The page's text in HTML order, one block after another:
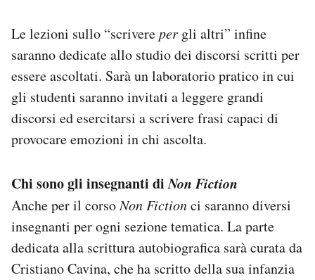
Le lezioni sullo “scrivereper gli altri” infine
saranno dedicate allo studio dei discorsi scritti per
essere ascoltati. Sarà un laboratorio pratico in cui
gli studenti saranno invitati a leggere grandi
discorsi ed esercitarsi a scrivere frasi capaci di
provocare emozioni in chi ascolta.
Chi sono gli insegnanti diNon Fiction
Anche per il corsoNon Fictionci saranno diversi
insegnanti per ogni sezione tematica. La parte
dedicata alla scrittura autobiografica sarà curata da
Cristiano Cavina, che ha scritto della sua infanzia